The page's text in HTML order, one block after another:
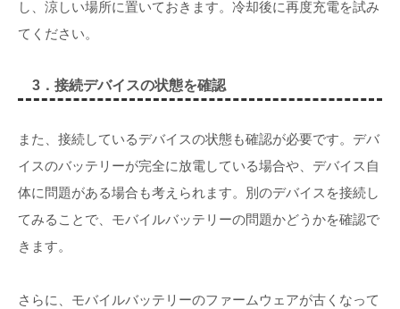
し、涼しい場所に置いておきます。冷却後に再度充電を試み
てください。
3．接続デバイスの状態を確認
また、接続しているデバイスの状態も確認が必要です。デバ
イスのバッテリーが完全に放電している場合や、デバイス自
体に問題がある場合も考えられます。別のデバイスを接続し
てみることで、モバイルバッテリーの問題かどうかを確認で
きます。
さらに、モバイルバッテリーのファームウェアが古くなって